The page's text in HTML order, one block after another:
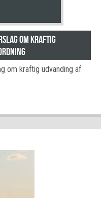
om kraftig
om kraftig udvanding af